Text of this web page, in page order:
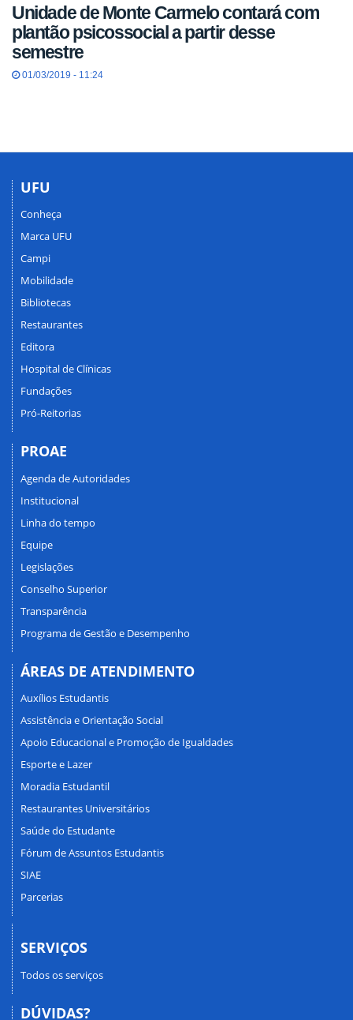
Unidade de Monte Carmelo contará com
plantão psicossocial a partir desse
semestre
01/03/2019 - 11:24
UFU
Conheça
Marca UFU
Campi
Mobilidade
Bibliotecas
Restaurantes
Editora
Hospital de Clínicas
Fundações
Pró-Reitorias
PROAE
Agenda de Autoridades
Institucional
Linha do tempo
Equipe
Legislações
Conselho Superior
Transparência
Programa de Gestão e Desempenho
ÁREAS DE ATENDIMENTO
Auxílios Estudantis
Assistência e Orientação Social
Apoio Educacional e Promoção de Igualdades
Esporte e Lazer
Moradia Estudantil
Restaurantes Universitários
Saúde do Estudante
Fórum de Assuntos Estudantis
SIAE
Parcerias
SERVIÇOS
Todos os serviços
DÚVIDAS?